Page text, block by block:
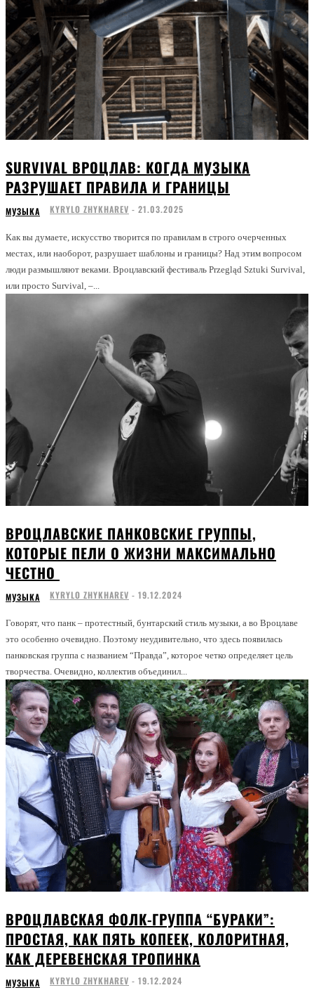
SURVIVAL ВРОЦЛАВ: КОГДА МУЗЫКА
РАЗРУШАЕТ ПРАВИЛА И ГРАНИЦЫ
МУЗЫКА KYRYLO ZHYKHAREV - 21.03.2025
Как вы думаете, искусство творится по правилам в строго очерченных
местах, или наоборот, разрушает шаблоны и границы? Над этим вопросом
люди размышляют веками. Вроцлавский фестиваль Przegląd Sztuki Survival,
или просто Survival, –...
ВРОЦЛАВСКИЕ ПАНКОВСКИЕ ГРУППЫ,
КОТОРЫЕ ПЕЛИ О ЖИЗНИ МАКСИМАЛЬНО
ЧЕСТНО
МУЗЫКА KYRYLO ZHYKHAREV - 19.12.2024
Говорят, что панк – протестный, бунтарский стиль музыки, а во Вроцлаве
это особенно очевидно. Поэтому неудивительно, что здесь появилась
панковская группа с названием “Правда”, которое четко определяет цель
творчества. Очевидно, коллектив объединил...
ВРОЦЛАВСКАЯ ФОЛК-ГРУППА “БУРАКИ”:
ПРОСТАЯ, КАК ПЯТЬ КОПЕЕК, КОЛОРИТНАЯ,
КАК ДЕРЕВЕНСКАЯ ТРОПИНКА
МУЗЫКА KYRYLO ZHYKHAREV - 19.12.2024